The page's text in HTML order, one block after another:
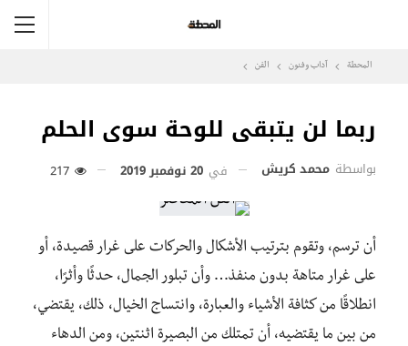
المحطة آداب وفنون الفن
ربما لن يتبقى للوحة سوى الحلم
بواسطة محمد كريش في 20 نوفمبر 2019
أن ترسم، وتقوم بترتيب الأشكال والحركات على غرار قصيدة، أو
على غرار متاهة بدون منفذ… وأن تبلور الجمال، حدثًا وأثرًا،
انطلاقًا من كثافة الأشياء والعبارة، وانتساج الخيال، ذلك، يقتضي،
من بين ما يقتضيه، أن تمتلك من البصيرة اثنتين، ومن الدهاء